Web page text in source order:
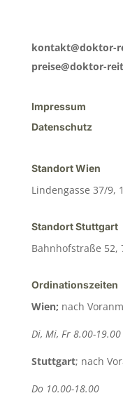
kontakt@doktor-
preise@doktor-
Impressum
Datenschutz
Standort Wien
Lindengasse 37/9,
Standort Stuttgart
Bahnhofstraße 52,
Ordinationszeiten
Wien; nach
Di, Mi, Fr 8.00-19.00
Stuttgart; nach
Do 10.00-18.00